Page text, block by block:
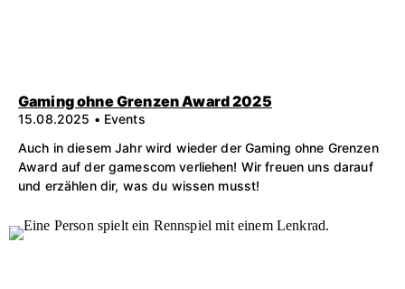
Gaming ohne Grenzen Award 2025
15.08.2025 • Events
Auch in diesem Jahr wird wieder der Gaming ohne Grenzen
Award auf der gamescom verliehen! Wir freuen uns darauf
und erzählen dir, was du wissen musst!